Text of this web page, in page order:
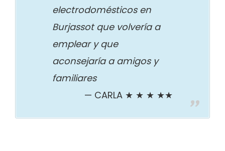
electrodomésticos en
Burjassot que volvería a
emplear y que
aconsejaría a amigos y
familiares
CARLA ★ ★ ★ ★★